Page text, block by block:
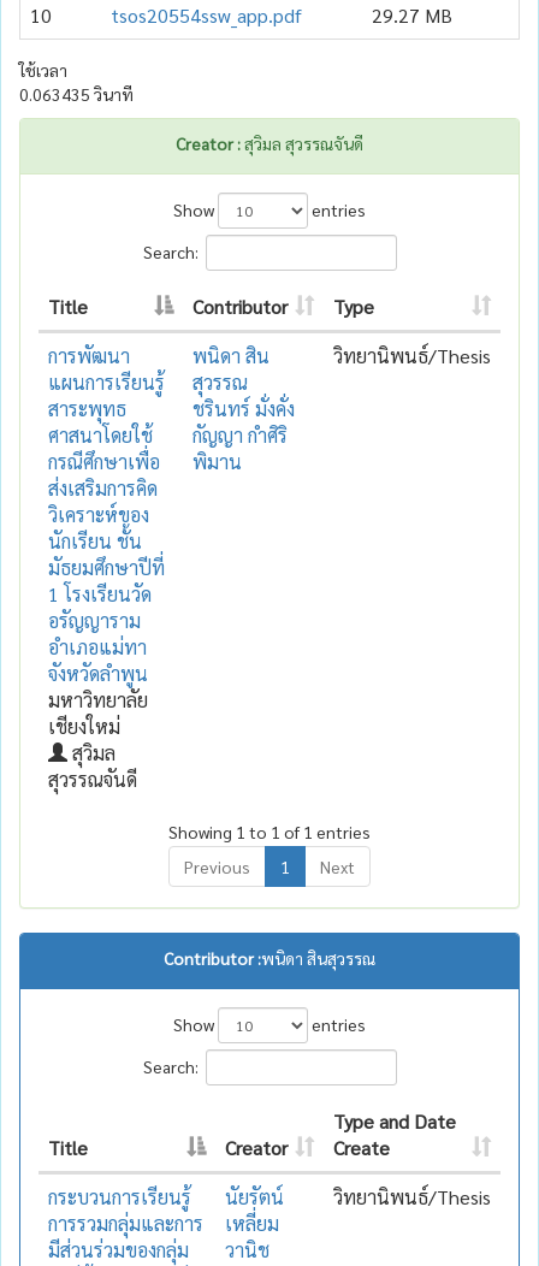
10
tsos20554ssw_app.pdf 29.27 MB
ใช้เวลา
0.063435 วินาที
Creator :สุวิมล สุวรรณจันดี
Show
entries
Search:
Title Contributor
Type
การพัฒนา
แผนการเรียนรู้
สาระพุทธ
ศาสนาโดยใช้
กรณีศึกษาเพื่อ
ส่งเสริมการคิด
วิเคราะห์ของ
นักเรียน ชั้น
มัธยมศึกษาปีที่
1 โรงเรียนวัด
อรัญญาราม
อำเภอแม่ทา
จังหวัดลำพูน
มหาวิทยาลัย
เชียงใหม่
สุวิมล
สุวรรณจันดี
พนิดา สิน
สุวรรณ
ชรินทร์ มั่งคั่ง
กัญญา กำศิริ
พิมาน
วิทยานิพนธ์/Thesis
Showing 1 to 1 of 1 entries
Previous
1 Next
Contributor :พนิดา สินสุวรรณ
Show
entries
Search:
Title Creator
Type and Date
Create
กระบวนการเรียนรู้
การรวมกลุ่มและการ
มีส่วนร่วมของกลุ่ม
นัยรัตน์
เหลี่ยม
วานิช
วิทยานิพนธ์/Thesis